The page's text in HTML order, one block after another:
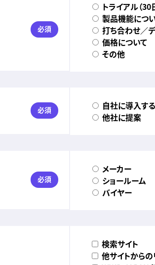
必須
トライアル（
製品機能につ
打ち合わせ／
価格について
その他
必須
自社に導入する
他社に提案
必須
メーカー
ショールーム
バイヤー
検索サイト
他サイトからの